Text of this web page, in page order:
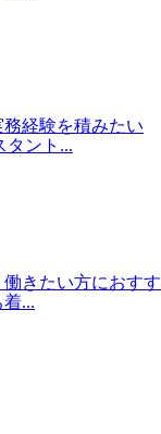
経験を積みたい
タント...
きたい方におすす
...